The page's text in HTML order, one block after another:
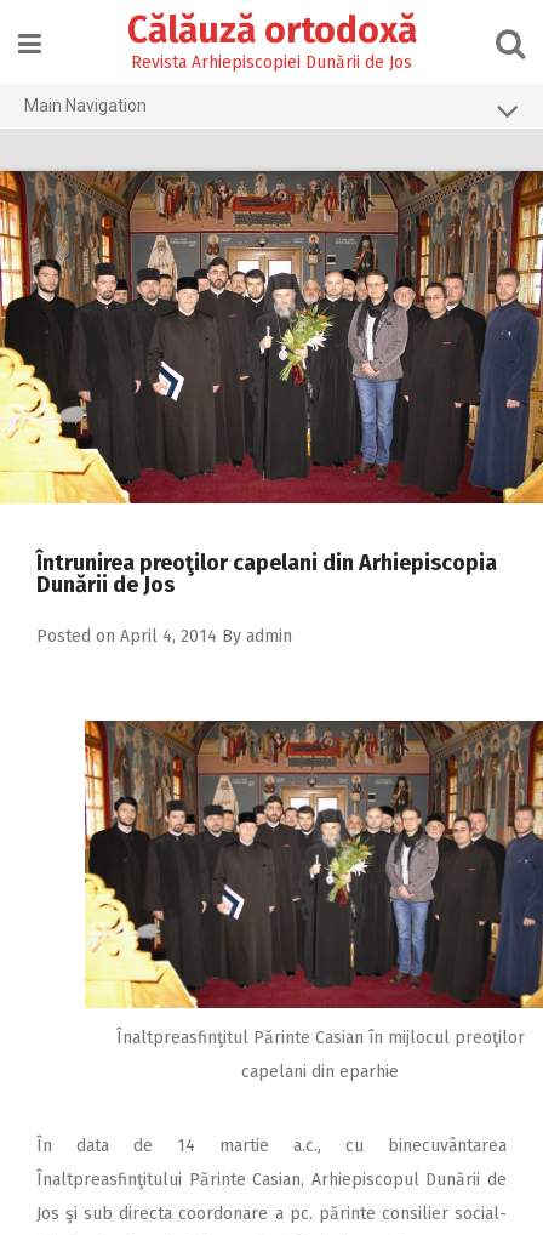
content
Călăuză ortodoxă
Revista Arhiepiscopiei Dunării de Jos
Main Navigation
2026
2025
2024
2023
2022
2021
2020
2019
2018
2016
Întrunirea preoţilor capelani din Arhiepiscopia
Dunării de Jos
Posted on April 4, 2014 By admin
Înaltpreasfinţitul Părinte Casian în mijlocul preoţilor
capelani din eparhie
În data de 14 martie a.c., cu binecuvântarea
Înaltpreasfinţitului Părinte Casian, Arhiepiscopul Dunării de
Jos şi sub directa coordonare a pc. părinte consilier social-